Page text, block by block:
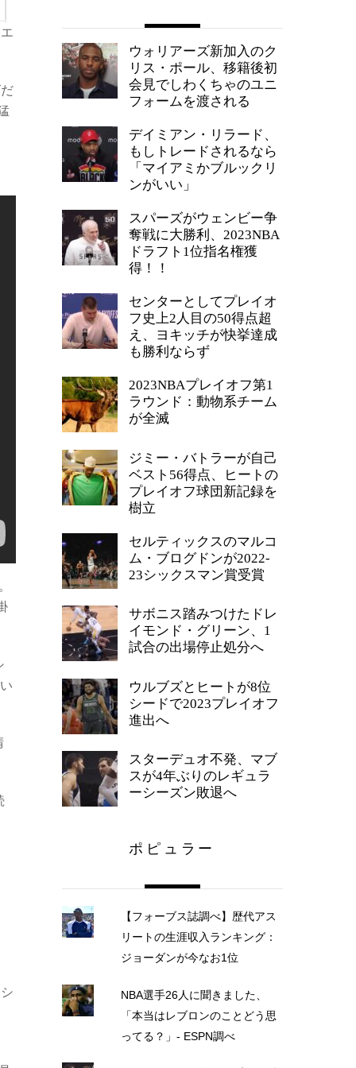
ウォリアーズ新加入のク
リス・ポール、移籍後初
会見でしわくちゃのユニ
フォームを渡される
デイミアン・リラード、
もしトレードされるなら
「マイアミかブルックリ
ンがいい」
スパーズがウェンビー争
奪戦に大勝利、2023NBA
ドラフト1位指名権獲
得！！
センターとしてプレイオ
フ史上2人目の50得点超
え、ヨキッチが快挙達成
も勝利ならず
2023NBAプレイオフ第1
ラウンド：動物系チーム
が全滅
ジミー・バトラーが自己
ベスト56得点、ヒートの
プレイオフ球団新記録を
樹立
セルティックスのマルコ
ム・ブログドンが2022-
23シックスマン賞受賞
サボニス踏みつけたドレ
イモンド・グリーン、1
試合の出場停止処分へ
ウルブズとヒートが8位
シードで2023プレイオフ
進出へ
スターデュオ不発、マブ
スが4年ぶりのレギュラ
ーシーズン敗退へ
ポピュラー
【フォーブス誌調べ】歴代アス
リートの生涯収入ランキング：
ジョーダンが今なお1位
NBA選手26人に聞きました、
「本当はレブロンのことどう思
ってる？」- ESPN調べ